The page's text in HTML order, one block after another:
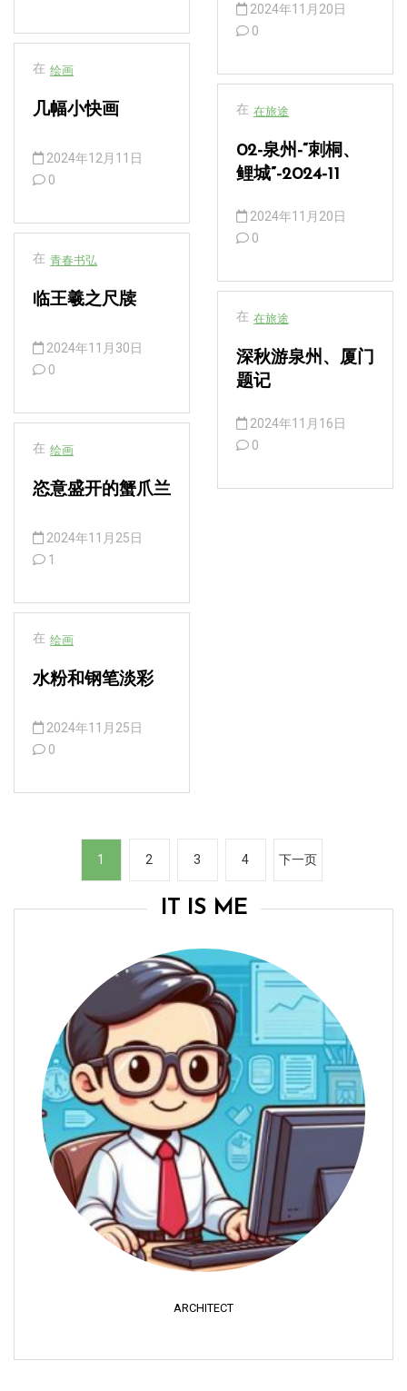
在 绘画
几幅小快画
2024年12月11日
0
在 青春书弘
临王羲之尺牍
2024年11月30日
0
在 绘画
恣意盛开的蟹爪兰
2024年11月25日
1
在 绘画
水粉和钢笔淡彩
2024年11月25日
0
2024年11月20日
0
在 在旅途
02-泉州-“刺桐、
鲤城”-2024-11
2024年11月20日
0
在 在旅途
深秋游泉州、厦门
题记
2024年11月16日
0
分
1 2 3 4 下一页
IT IS ME
ARCHITECT